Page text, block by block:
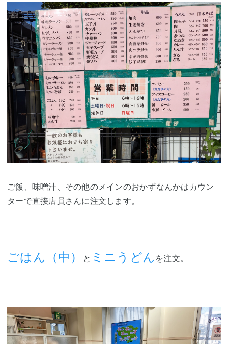
ご飯、味噌汁、その他のメインのおかずなんかはカウン
ターで直接店員さんに注文します。
ごはん（中） と ミニうどん を注文。